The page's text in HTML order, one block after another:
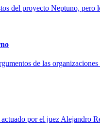
del proyecto Neptuno,
de las
por el juez Alejandro